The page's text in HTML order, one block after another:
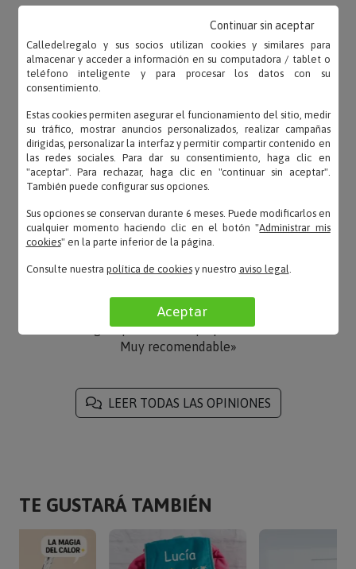
LUNA – 10/06/2025
«Era un regalo y les encantó. Muy bonita. El diseño
supertierno. Volvería a comprarlo sin duda.»
ENMA – 08/06/2025
«Mi primera compra. Gratamente sorprendida, la
lámpara es preciosa, me gusta mucho su diseño.
Esper...»
Katia – 28/05/2025
«Ideal regalo para los más pequeños de la casa.
Muy recomendable»
LEER TODAS LAS OPINIONES
TE GUSTARÁ TAMBIÉN
Calledelregalo y sus socios utilizan cookies y similares para
almacenar y acceder a información en su computadora / tablet o
teléfono inteligente y para procesar los datos con su
consentimiento.
Estas cookies permiten asegurar el funcionamiento del sitio, medir
su tráfico, mostrar anuncios personalizados, realizar campañas
dirigidas, personalizar la interfaz y permitir compartir contenido en
las redes sociales. Para dar su consentimiento, haga clic en
"aceptar". Para rechazar, haga clic en "continuar sin aceptar".
También puede configurar sus opciones.
Sus opciones se conservan durante 6 meses. Puede modificarlos en
cualquier momento haciendo clic en el botón "Administrar mis
cookies" en la parte inferior de la página.
Consulte nuestra política de cookiesy nuestro aviso legal.
Aceptar
Continuar sin aceptar